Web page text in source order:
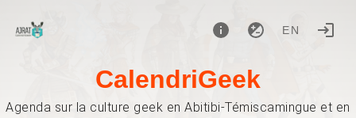
EN
CalendriGeek
Agenda sur la culture geek en Abitibi-Témiscamingue et en